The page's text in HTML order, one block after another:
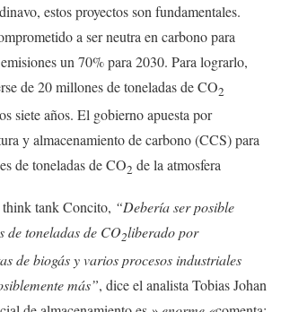
estos proyectos son fundamentales.
a ser neutra en carbono para
un 70% para 2030. Para lograrlo,
de 20 millones de toneladas de CO2
siete años. El gobierno apuesta por
y almacenamiento de carbono (CCS) para
de toneladas de CO2 de la atmosfera
tank Concito, “Debería ser posible
de toneladas de CO2liberado por
de biogás y varios procesos industriales
más”, dice el analista Tobias Johan